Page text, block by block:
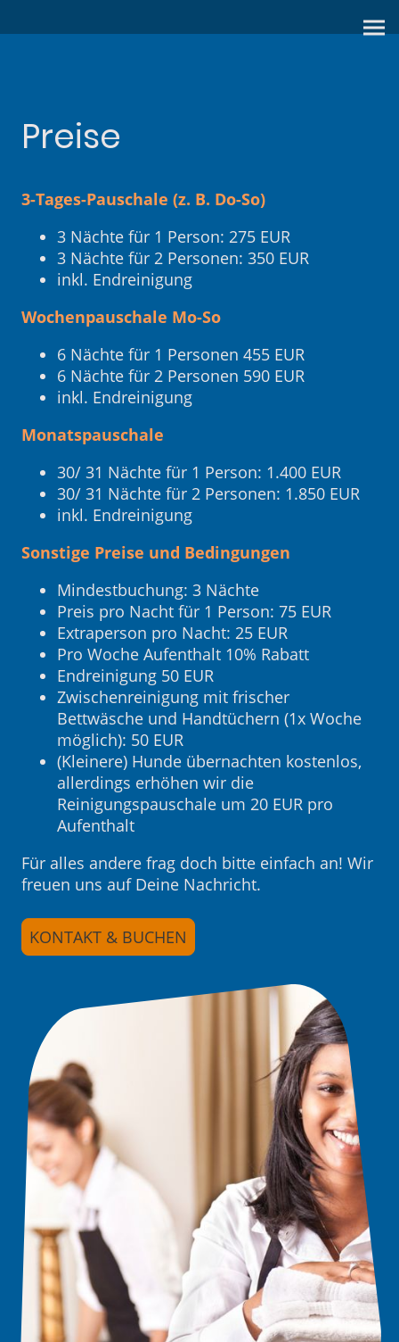
Preise
3-Tages-Pauschale (z. B. Do-So)
3 Nächte für 1 Person: 275 EUR
3 Nächte für 2 Personen: 350 EUR
inkl. Endreinigung
Wochenpauschale Mo-So
6 Nächte für 1 Personen 455 EUR
6 Nächte für 2 Personen 590 EUR
inkl. Endreinigung
Monatspauschale
30/ 31 Nächte für 1 Person: 1.400 EUR
30/ 31 Nächte für 2 Personen: 1.850 EUR
inkl. Endreinigung
Sonstige Preise und Bedingungen
Mindestbuchung: 3 Nächte
Preis pro Nacht für 1 Person: 75 EUR
Extraperson pro Nacht: 25 EUR
Pro Woche Aufenthalt 10% Rabatt
Endreinigung 50 EUR
Zwischenreinigung mit frischer
Bettwäsche und Handtüchern (1x Woche
möglich): 50 EUR
(Kleinere) Hunde übernachten kostenlos,
allerdings erhöhen wir die
Reinigungspauschale um 20 EUR pro
Aufenthalt
Für alles andere frag doch bitte einfach an! Wir
freuen uns auf Deine Nachricht.
KONTAKT & BUCHEN